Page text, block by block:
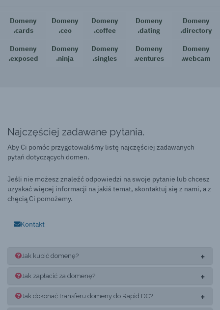
Domeny
.cards
Domeny
.ceo
Domeny
.coffee
Domeny
.dating
Domeny
.directory
Domeny
.exposed
Domeny
.ninja
Domeny
.singles
Domeny
.ventures
Domeny
.webcam
Najczęściej zadawane pytania.
Aby Ci pomóc przygotowaliśmy listę najczęściej zadawanych
pytań dotyczących domen.
Jeśli nie możesz znaleźć odpowiedzi na swoje pytanie lub chcesz
uzyskać więcej informacji na jakiś temat, skontaktuj się z nami, a z
chęcią Ci pomożemy.
Kontakt
Jak kupić domenę?
Jak zapłacić za domenę?
Jak dokonać transferu domeny do Rapid DC?